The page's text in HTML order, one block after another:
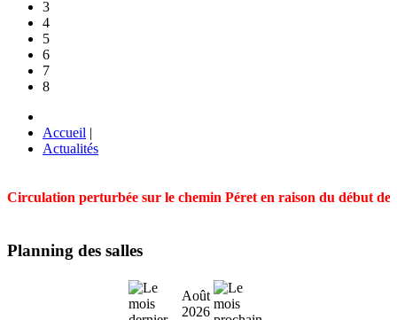
3
4
5
6
7
8
Accueil |
Actualités
Circulation perturbée sur le chemin Péret en raison du début
Planning des salles
Août
2026